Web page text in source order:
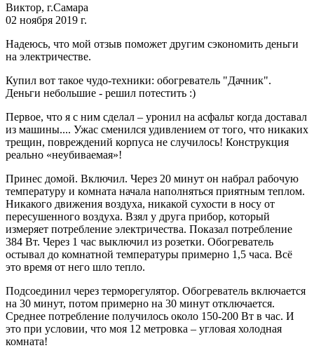
Виктор, г.Самара
02 ноября 2019 г.
Надеюсь, что мой отзыв поможет другим сэкономить деньги
на электричестве.
Купил вот такое чудо-техники: обогреватель "Дачник".
Деньги небольшие - решил потестить :)
Первое, что я с ним сделал – уронил на асфальт когда доставал
из машины.... Ужас сменился удивлением от того, что никаких
трещин, повреждений корпуса не случилось! Конструкция
реально «неубиваемая»!
Принес домой. Включил. Через 20 минут он набрал рабочую
температуру и комната начала наполняться приятным теплом.
Никакого движения воздуха, никакой сухости в носу от
пересушенного воздуха. Взял у друга прибор, который
измеряет потребление электричества. Показал потребление
384 Вт. Через 1 час выключил из розетки. Обогреватель
остывал до комнатной температуры примерно 1,5 часа. Всё
это время от него шло тепло.
Подсоединил через терморегулятор. Обогреватель включается
на 30 минут, потом примерно на 30 минут отключается.
Среднее потребление получилось около 150-200 Вт в час. И
это при условии, что моя 12 метровка – угловая холодная
комната!